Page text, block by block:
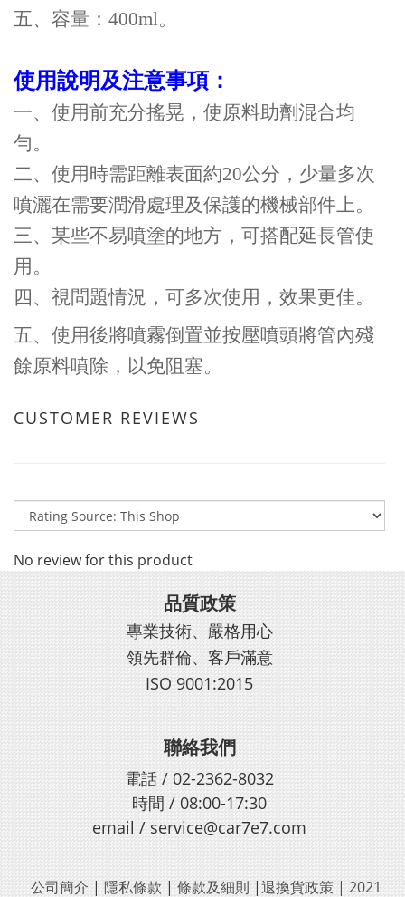
五、容量： 400ml。
使用說明及注意事項：
一、使用前充分搖晃，使原料助劑混合均
勻。
二、使用時需距離表面約20公分，少量多次
噴灑在需要潤滑處理及保護的機械部件上。
三、某些不易噴塗的地方，可搭配延長管使
用。
四、視問題情況，可多次使用，效果更佳。
五、使用後將噴霧倒置並按壓噴頭將管內殘
餘原料噴除，以免阻塞。
CUSTOMER REVIEWS
No review for this product
品質政策
專業技術、嚴格用心
領先群倫、客戶滿意
ISO 9001:2015
聯絡我們
電話 / 02-2362-8032
時間 / 08:00-17:30
email / service@car7e7.com
公司簡介 | 隱私條款 | 條款及細則 |退換貨政策 | 2021